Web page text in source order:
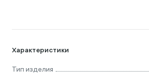
Характеристики
Тип изделия